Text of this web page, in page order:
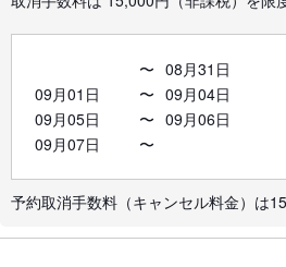
〜 08月31日
09月01日
〜 09月04日
09月05日
〜 09月06日
09月07日
〜
予約取消手数料（キャンセル料金）は